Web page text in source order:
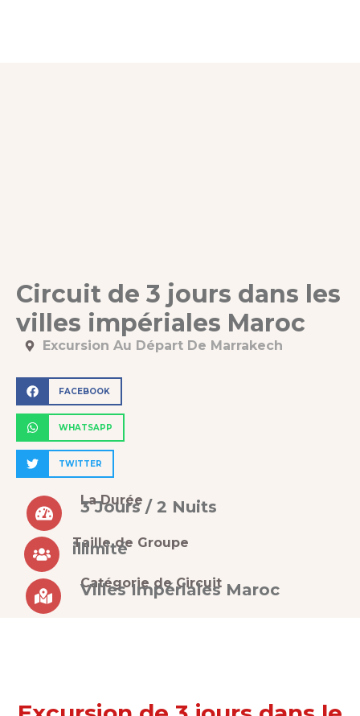
Circuit de 3 jours dans les
villes impériales Maroc
Excursion Au Départ De Marrakech
FACEBOOK
WHATSAPP
TWITTER
La Durée
3 Jours / 2 Nuits
Taille de Groupe
illimité
Catégorie de Circuit
Villes Impériales Maroc